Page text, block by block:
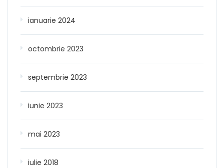
ianuarie 2024
octombrie 2023
septembrie 2023
iunie 2023
mai 2023
iulie 2018